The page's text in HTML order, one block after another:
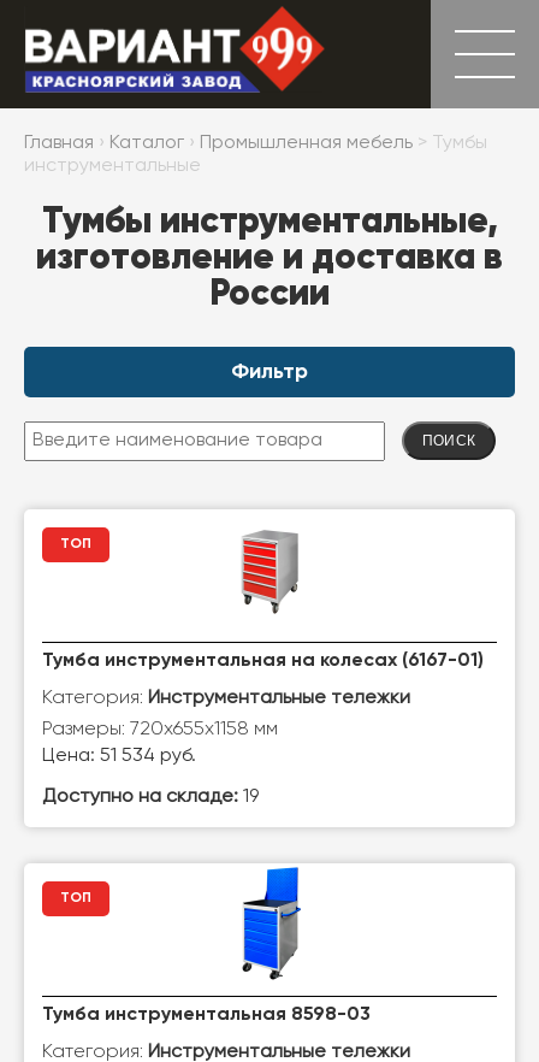
Главная › Каталог › Промышленная мебель > Тумбы
инструментальные
Тумбы инструментальные,
изготовление и доставка в
России
Фильтр
ПОИСК
ТОП
Тумба инструментальная на колесах (6167-01)
Категория: Инструментальные тележки
Размеры: 720x655x1158 мм
Цена: 51 534 руб.
Доступно на складе: 19
ТОП
Тумба инструментальная 8598-03
Категория: Инструментальные тележки